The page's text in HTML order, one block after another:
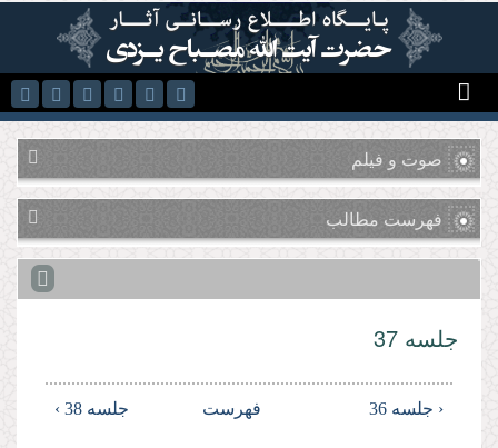
رفتن به محتوای اصلی
صوت و فیلم
فهرست مطالب
جلسه 37
‹ جلسه 36 فهرست جلسه 38 ›